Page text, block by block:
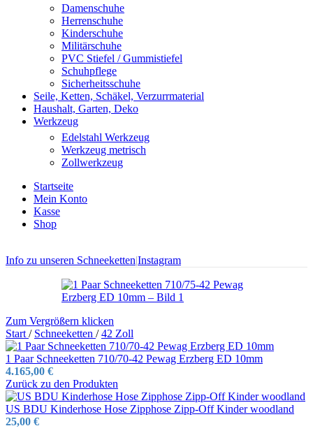
Damenschuhe
Herrenschuhe
Kinderschuhe
Militärschuhe
PVC Stiefel / Gummistiefel
Schuhpflege
Sicherheitsschuhe
Seile, Ketten, Schäkel, Verzurrmaterial
Haushalt, Garten, Deko
Werkzeug
Edelstahl Werkzeug
Werkzeug metrisch
Zollwerkzeug
Startseite
Mein Konto
Kasse
Shop
Info zu unseren Schneeketten|Instagram
Zum Vergrößern klicken
Start / Schneeketten / 42 Zoll
1 Paar Schneeketten 710/70-42 Pewag Erzberg ED 10mm
4.165,00 €
Zurück zu den Produkten
US BDU Kinderhose Hose Zipphose Zipp-Off Kinder woodland
25,00 €